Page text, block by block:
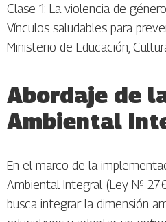
Clase 1: La violencia de
Vínculos saludables para
Ministerio de Educación,
Abordaje de
Ambiental
En el marco de la
Ambiental Integral (Ley Nº
busca integrar la dimensión